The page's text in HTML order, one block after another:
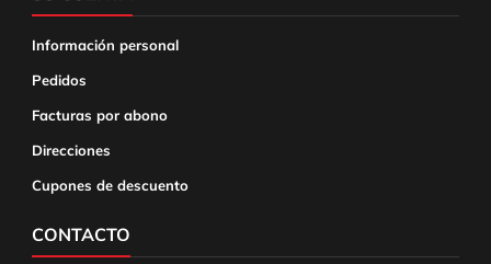
Información personal
Pedidos
Facturas por abono
Direcciones
Cupones de descuento
CONTACTO